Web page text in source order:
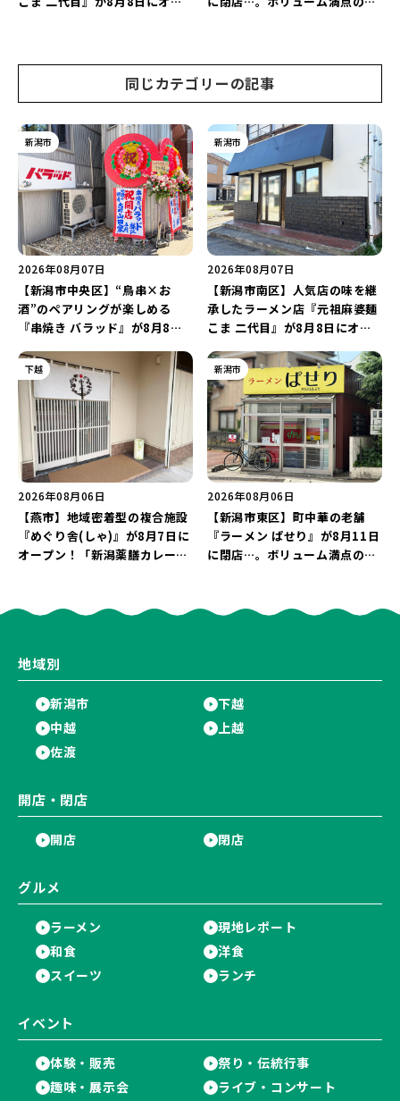
同じカテゴリーの記事
新潟市
2026年08月07日
【新潟市中央区】“鳥串×お
酒”のペアリングが楽しめる
『串焼き バラッド』が8月8日
インアップ♪
新潟市
2026年08月07日
【新潟市南区】人気店の味を継
承したラーメン店『元祖麻婆麺
こま 二代目』が8月8日にオー
た「麻婆麺」を復刻♪
下越
2026年08月06日
【燕市】地域密着型の複合施設
『めぐり舎(しゃ)』が8月7日に
オープン！「新潟薬膳カレー
う♪
新潟市
2026年08月06日
【新潟市東区】町中華の老舗
『ラーメン ぱせり』が8月11日
に閉店…。ボリューム満点の名
地域別
新潟市
下越
中越
上越
佐渡
開店・閉店
開店 閉店
グルメ
ラーメン
現地レポート
和食
洋食
スイーツ
ランチ
イベント
体験・販売
祭り・伝統行事
趣味・展示会
ライブ・コンサート